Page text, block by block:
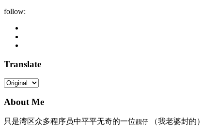
follow:
Translate
About Me
只是湾区众多程序员中平平无奇的一位靓仔 （我老婆封的）